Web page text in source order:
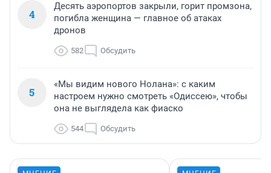
4
Десять аэропортов закрыли, горит промзона,
погибла женщина — главное об атаках
дронов
582 Обсудить
5
«Мы видим нового Нолана»: с каким
настроем нужно смотреть «Одиссею», чтобы
она не выглядела как фиаско
544 Обсудить